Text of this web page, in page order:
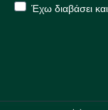
Έχω διαβάσει